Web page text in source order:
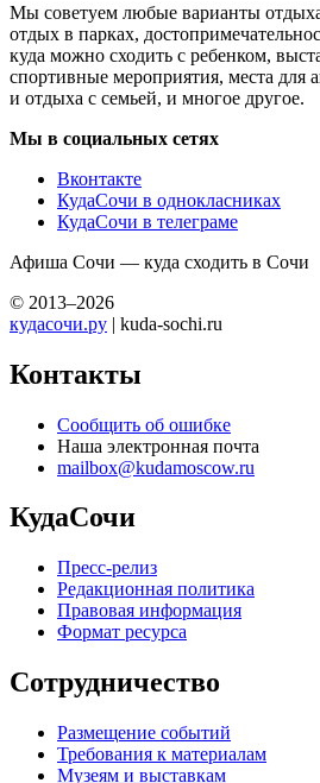
Мы советуем любые варианты
отдых в парках,
куда можно сходить с ребенком,
спортивные мероприятия, места для
и отдыха с семьей, и многое другое.
Мы в социальных сетях
Вконтакте
КудаСочи в однокласниках
КудаСочи в телеграме
Афиша Сочи — куда сходить в Сочи
© 2013–2026
кудасочи.ру | kuda-sochi.ru
Контакты
Сообщить об ошибке
Наша электронная почта
mailbox@kudamoscow.ru
КудаСочи
Пресс-релиз
Редакционная политика
Правовая информация
Формат ресурса
Сотрудничество
Размещение событий
Требования к материалам
Музеям и выставкам